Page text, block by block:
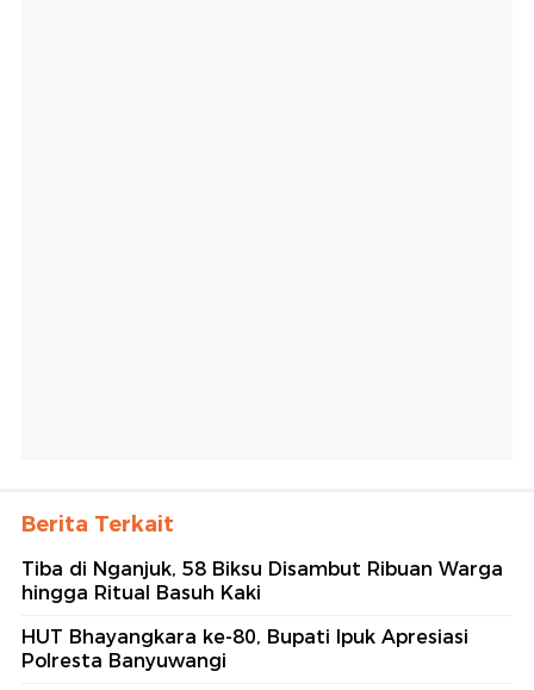
Berita Terkait
Tiba di Nganjuk, 58 Biksu Disambut Ribuan Warga
hingga Ritual Basuh Kaki
HUT Bhayangkara ke-80, Bupati Ipuk Apresiasi
Polresta Banyuwangi